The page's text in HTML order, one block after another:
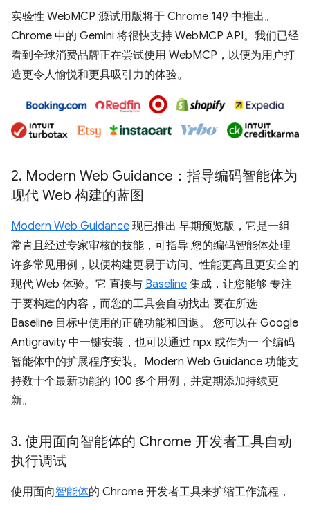
实验性 WebMCP 源试用版将于 Chrome 149 中推出。
Chrome 中的 Gemini 将很快支持 WebMCP API。我们已经
看到全球消费品牌正在尝试使用 WebMCP，以便为用户打
造更令人愉悦和更具吸引力的体验。
2. Modern Web Guidance：指导编码智能体为
现代 Web 构建的蓝图
Modern Web Guidance 现已推出 早期预览版，它是一组
常青且经过专家审核的技能，可指导 您的编码智能体处理
许多常见用例，以便构建更易于访问、性能更高且更安全的
现代 Web 体验。它 直接与 Baseline 集成，让您能够 专注
于要构建的内容，而您的工具会自动找出 要在所选
Baseline 目标中使用的正确功能和回退。 您可以在 Google
Antigravity 中一键安装，也可以通过 npx 或作为一 个编码
智能体中的扩展程序安装。Modern Web Guidance 功能支
持数十个最新功能的 100 多个用例，并定期添加持续更
新。
3. 使用面向智能体的 Chrome 开发者工具自动
执行调试
使用面向智能体的 Chrome 开发者工具来扩缩工作流程，